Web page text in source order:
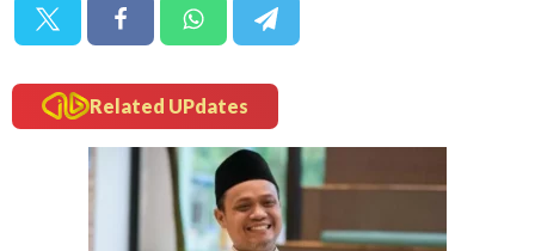
Related UPdates